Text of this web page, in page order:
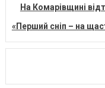
На Комарівщині
«Перший сніп – на